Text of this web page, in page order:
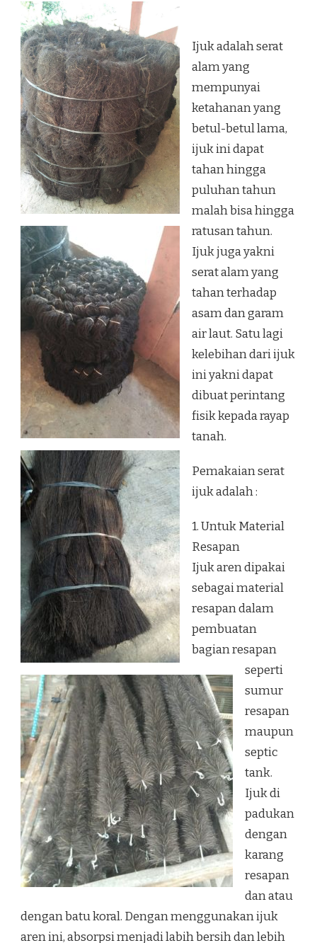
Ijuk adalah serat
alam yang
mempunyai
ketahanan yang
betul-betul lama,
ijuk ini dapat
tahan hingga
puluhan tahun
malah bisa hingga
ratusan tahun.
Ijuk juga yakni
serat alam yang
tahan terhadap
asam dan garam
air laut. Satu lagi
kelebihan dari ijuk
ini yakni dapat
dibuat perintang
fisik kepada rayap
tanah.
Pemakaian serat
ijuk adalah :
1. Untuk Material
Resapan
Ijuk aren dipakai
sebagai material
resapan dalam
pembuatan
bagian resapan
seperti
sumur
resapan
maupun
septic
tank.
Ijuk di
padukan
dengan
karang
resapan
dan atau
dengan batu koral. Dengan menggunakan ijuk
aren ini, absorpsi menjadi labih bersih dan lebih